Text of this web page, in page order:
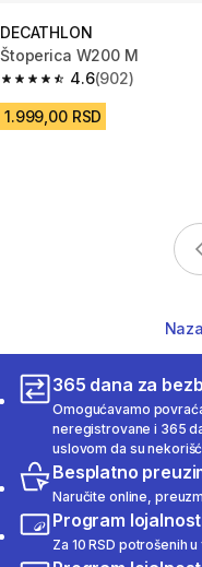
DECATHLON
Štoperica W200 M
4.6
4.6 od 5 zvezdica from
(902)
1.999,00 RSD
365 dana za
Omogućavamo
neregistrovane i 365
uslovom da su
Besplatno
Naručite online,
Program
Za 10 RSD potrošenih